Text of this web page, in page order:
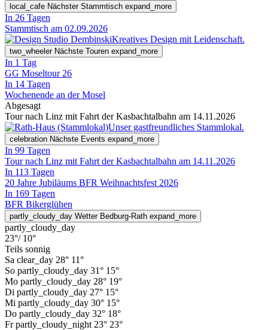
local_cafe Nächster Stammtisch expand_more
In 26 Tagen
Stammtisch am 02.09.2026
Kreatives Design mit Leidenschaft.
two_wheeler Nächste Touren expand_more
In 1 Tag
GG Moseltour 26
In 14 Tagen
Wochenende an der Mosel
Abgesagt
Tour nach Linz mit Fahrt der Kasbachtalbahn am 14.11.2026
Unser gastfreundliches Stammlokal.
celebration Nächste Events expand_more
In 99 Tagen
Tour nach Linz mit Fahrt der Kasbachtalbahn am 14.11.2026
In 113 Tagen
20 Jahre Jubiläums BFR Weihnachtsfest 2026
In 169 Tagen
BFR Bikerglühen
partly_cloudy_day Wetter Bedburg-Rath expand_more
partly_cloudy_day
23°/ 10°
Teils sonnig
Sa clear_day 28° 11°
So partly_cloudy_day 31° 15°
Mo partly_cloudy_day 28° 19°
Di partly_cloudy_day 27° 15°
Mi partly_cloudy_day 30° 15°
Do partly_cloudy_day 32° 18°
Fr partly_cloudy_night 23° 23°